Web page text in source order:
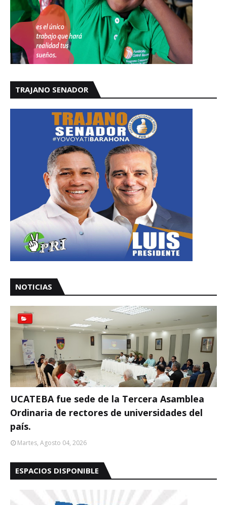
TRAJANO SENADOR
NOTICIAS
UCATEBA fue sede de la Tercera Asamblea
Ordinaria de rectores de universidades del
país.
Martes, Agosto 04, 2026
ESPACIOS DISPONIBLE